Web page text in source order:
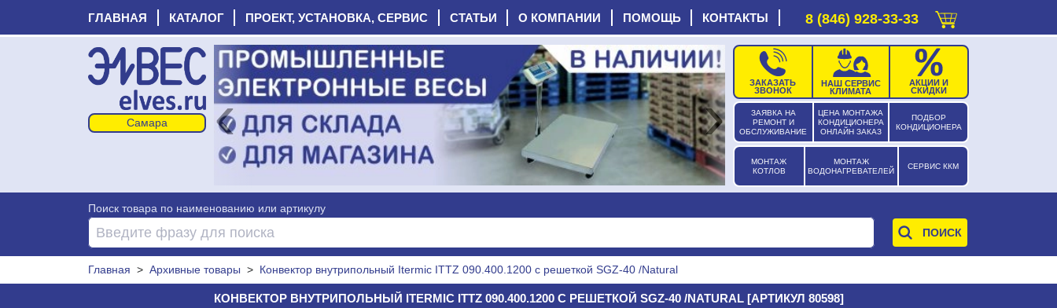
ГЛАВНАЯ КАТАЛОГ ПРОЕКТ, УСТАНОВКА, СЕРВИС СТАТЬИ О КОМПАНИИ ПОМОЩЬ КОНТАКТЫ 8 (846) 928-33-33
ЗАЯВКА НА
РЕМОНТ И
ОБСЛУЖИВАНИЕ
ЦЕНА МОНТАЖА
КОНДИЦИОНЕРА
ОНЛАЙН ЗАКАЗ
ПОДБОР
КОНДИЦИОНЕРА
МОНТАЖ
КОТЛОВ
МОНТАЖ
ВОДОНАГРЕВАТЕЛЕЙ
СЕРВИС ККМ
ЗАКАЗАТЬ
ЗВОНОК
НАШ СЕРВИС
КЛИМАТА
АКЦИИ И
СКИДКИ
‹ ›
Поиск товара по наименованию или артикулу
Главная > Архивные товары > Конвектор внутрипольный Itermic ITTZ 090.400.1200 с решеткой SGZ-40 /Natural
КОНВЕКТОР ВНУТРИПОЛЬНЫЙ ITERMIC ITTZ 090.400.1200 С РЕШЕТКОЙ SGZ-40 /NATURAL [АРТИКУЛ 80598]